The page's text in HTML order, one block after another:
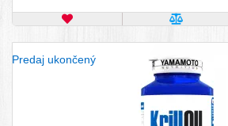
OBĽÚBENÝ PRODUKT
Predaj ukončený